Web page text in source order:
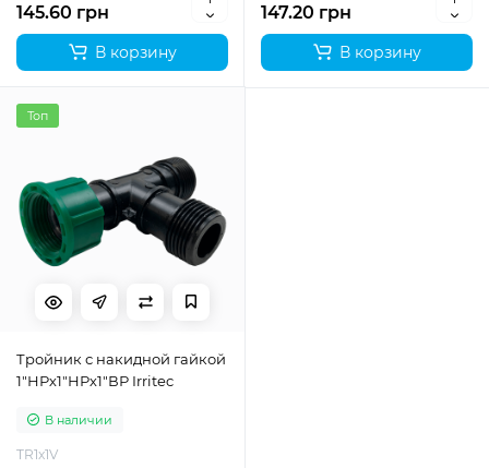
145.60 грн
В корзину
147.20 грн
В корзину
Топ
Тройник с накидной гайкой
1"НРх1"НРх1"ВР Irritec
В наличии
TR1x1V